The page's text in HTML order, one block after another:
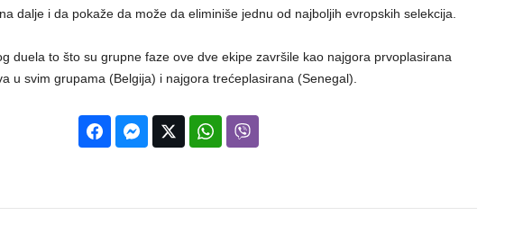
dalje i da pokaže da može da eliminiše jednu od najboljih evropskih selekcija.
duela to što su grupne faze ove dve ekipe završile kao najgora prvoplasirana
u svim grupama (Belgija) i najgora trećeplasirana (Senegal).